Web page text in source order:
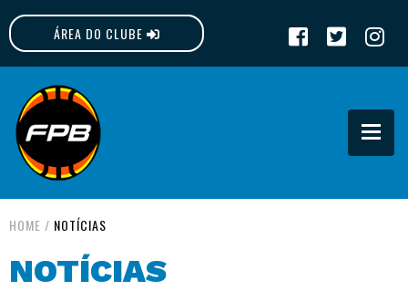
ÁREA DO CLUBE
FPB
HOME / NOTÍCIAS
NOTÍCIAS